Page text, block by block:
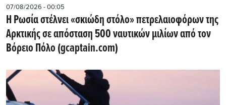
07/08/2026 - 00:05
Η Ρωσία στέλνει «σκιώδη στόλο» πετρελαιοφόρων της
Αρκτικής σε απόσταση 500 ναυτικών μιλίων από τον
Βόρειο Πόλο (gcaptain.com)